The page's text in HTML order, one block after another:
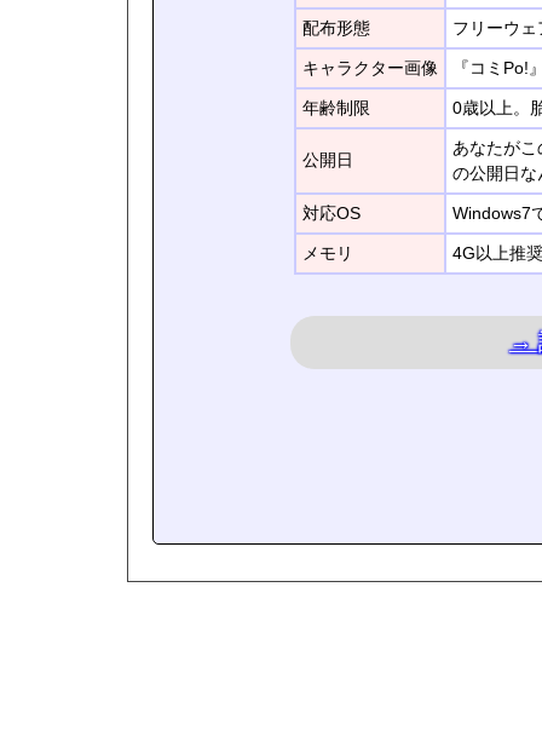
配布形態 フリーウェ
キャラクター画像 『コミPo!
年齢制限 0歳以上。
公開日
あなたがこ
の公開日な
対応OS Windows7
メモリ 4G以上推奨
→